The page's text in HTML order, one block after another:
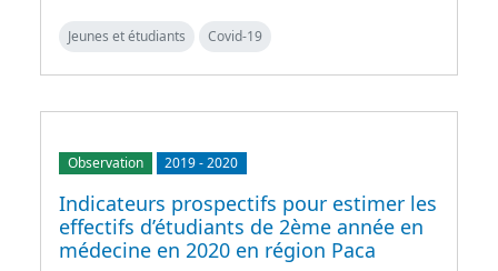
Jeunes et étudiants Covid-19
Observation 2019-2020
Indicateurs prospectifs pour estimer les
effectifs d’étudiants de 2ème année en
médecine en 2020 en région Paca